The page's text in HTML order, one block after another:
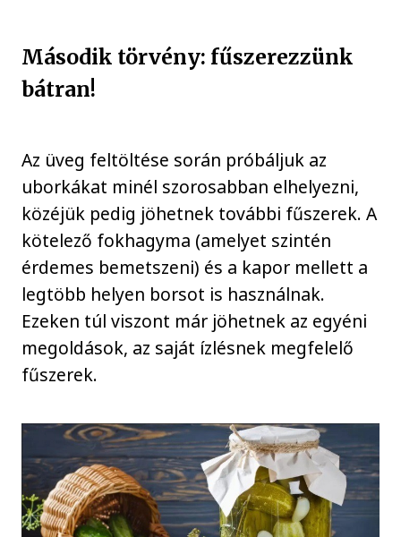
Második törvény: fűszerezzünk
bátran!
Az üveg feltöltése során próbáljuk az
uborkákat minél szorosabban elhelyezni,
közéjük pedig jöhetnek további fűszerek. A
kötelező fokhagyma (amelyet szintén
érdemes bemetszeni) és a kapor mellett a
legtöbb helyen borsot is használnak.
Ezeken túl viszont már jöhetnek az egyéni
megoldások, az saját ízlésnek megfelelő
fűszerek.